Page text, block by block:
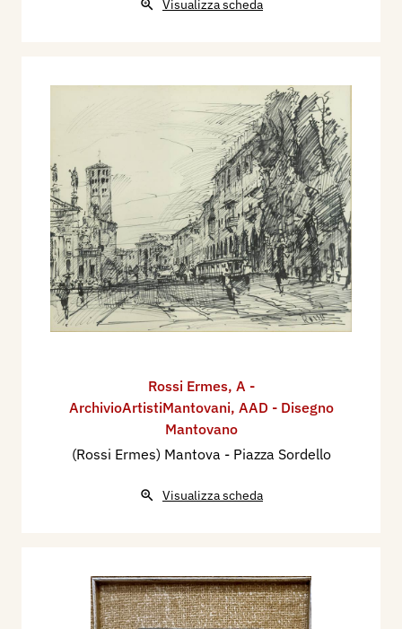
Visualizza scheda
Rossi Ermes, A -
ArchivioArtistiMantovani, AAD - Disegno
Mantovano
(Rossi Ermes) Mantova - Piazza Sordello
Visualizza scheda